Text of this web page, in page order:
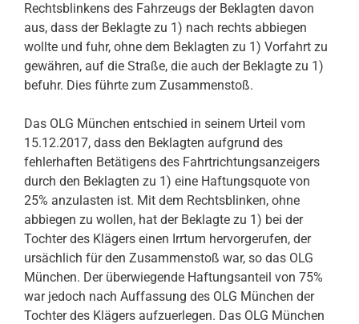
Rechtsblinkens des Fahrzeugs der Beklagten davon
aus, dass der Beklagte zu 1) nach rechts abbiegen
wollte und fuhr, ohne dem Beklagten zu 1) Vorfahrt zu
gewähren, auf die Straße, die auch der Beklagte zu 1)
befuhr. Dies führte zum Zusammenstoß.
Das OLG München entschied in seinem Urteil vom
15.12.2017, dass den Beklagten aufgrund des
fehlerhaften Betätigens des Fahrtrichtungsanzeigers
durch den Beklagten zu 1) eine Haftungsquote von
25% anzulasten ist. Mit dem Rechtsblinken, ohne
abbiegen zu wollen, hat der Beklagte zu 1) bei der
Tochter des Klägers einen Irrtum hervorgerufen, der
ursächlich für den Zusammenstoß war, so das OLG
München. Der überwiegende Haftungsanteil von 75%
war jedoch nach Auffassung des OLG München der
Tochter des Klägers aufzuerlegen. Das OLG München